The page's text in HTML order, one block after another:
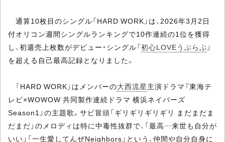
通算10枚目のシングル「HARD WORK」は、2026年3月2日
付オリコン週間シングルランキングで10作連続の1位を獲得
し、初週売上枚数がデビュー・シングル「初心LOVEうぶらぶ 」
を超える自己最高記録となりました。
「HARD WORK」はメンバーの大西流星主演ドラマ『東海テ
レビ×WOWOW 共同製作連続ドラマ 横浜ネイバーズ
Season1』の主題歌。サビ冒頭「ギリギリギリギリ まだまだま
だまだ」のメロディは特に中毒性抜群で、「最高…来世も自分が
いい」「一生愛してんぜNeighbors」という、仲間や自分自身に